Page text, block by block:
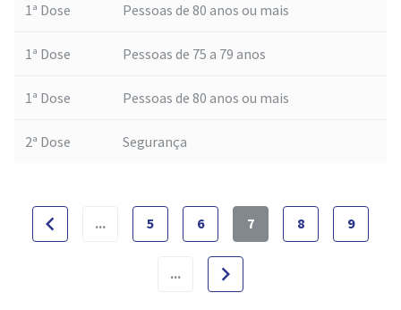
1ª Dose Pessoas de 80 anos ou mais
1ª Dose Pessoas de 75 a 79 anos
1ª Dose Pessoas de 80 anos ou mais
2ª Dose Segurança
navigate_before ... 5 6 7 8 9
... navigate_next